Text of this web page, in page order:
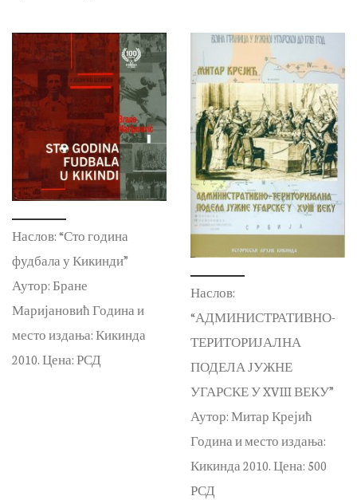
Наслов: “Сто година
фудбала у Кикинди”
Аутор: Бране
Маријановић Година и
место издања: Кикинда
2010. Цена: РСД
Наслов:
“АДМИНИСТРАТИВНО-
ТЕРИТОРИЈАЛНА
ПОДЕЛА ЈУЖНЕ
УГАРСКЕ У XVIII ВЕКУ”
Аутор: Митар Крејић
Година и место издања:
Кикинда 2010. Цена: 500
РСД